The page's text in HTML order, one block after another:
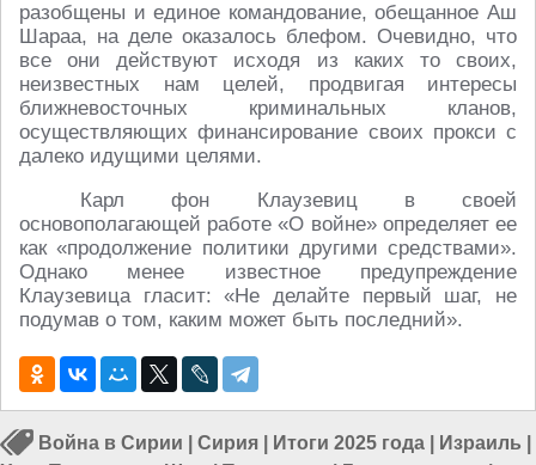
разобщены и единое командование, обещанное Аш
Шараа, на деле оказалось блефом. Очевидно, что
все они действуют исходя из каких то своих,
неизвестных нам целей, продвигая интересы
ближневосточных криминальных кланов,
осуществляющих финансирование своих прокси с
далеко идущими целями.
Карл фон Клаузевиц в своей
основополагающей работе «О войне» определяет ее
как «продолжение политики другими средствами».
Однако менее известное предупреждение
Клаузевица гласит: «Не делайте первый шаг, не
подумав о том, каким может быть последний».
Война в Сирии Сирия Итоги 2025 года Израиль